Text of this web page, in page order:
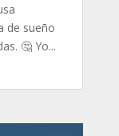
de sueño
🤔 Yo...